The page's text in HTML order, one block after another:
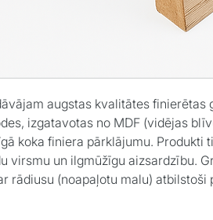
augstas kvalitātes finierētas
izgatavotas no MDF (vidējas
koka finiera pārklājumu. Produkti
virsmu un ilgmūžīgu aizsardzību.
rādiusu (noapaļotu malu) atbilstoši